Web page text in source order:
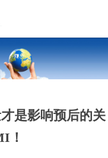
是影响预后的关
！